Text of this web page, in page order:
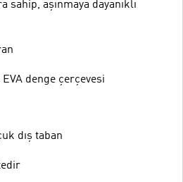
sahip, aşınmaya dayanıklı
denge çerçevesi
dış taban